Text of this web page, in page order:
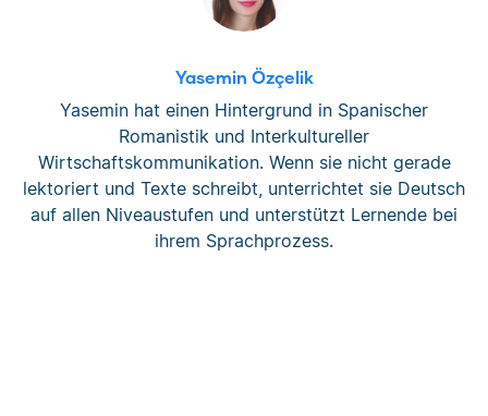
Yasemin Özçelik
Yasemin hat einen Hintergrund in Spanischer
Romanistik und Interkultureller
Wirtschaftskommunikation. Wenn sie nicht gerade
lektoriert und Texte schreibt, unterrichtet sie Deutsch
auf allen Niveaustufen und unterstützt Lernende bei
ihrem Sprachprozess.